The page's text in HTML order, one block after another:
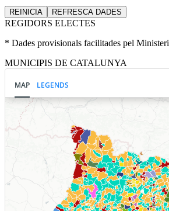
REINICIA REFRESCA DADES
REGIDORS ELECTES
* Dades provisionals facilitades pel
MUNICIPIS DE CATALUNYA